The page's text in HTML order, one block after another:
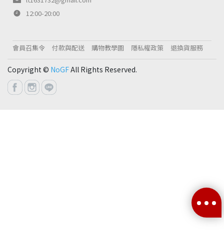
12:00-20:00
會員召集令 付款與配送 購物教學圖 隱私權政策 退換貨服務
Copyright © NoGFAll Rights Reserved.